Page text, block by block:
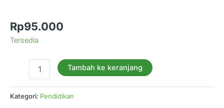
Rp95.000
Tersedia
Tambah ke keranjang
Kategori: Pendidikan